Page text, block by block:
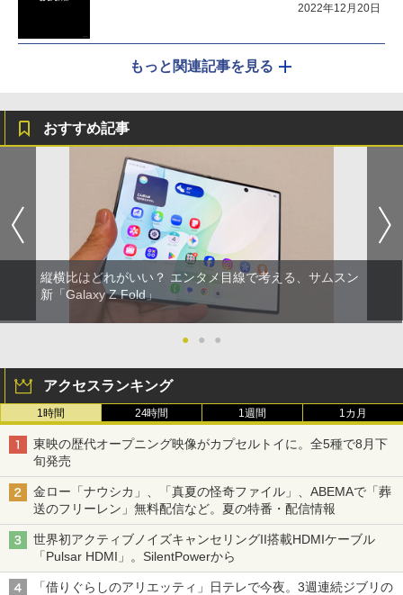
2022年12月20日
もっと関連記事を見る
おすすめ記事
縦横比はどれがいい？ エンタメ目線で考える、サムスン
新「Galaxy Z Fold」
● ● ●
アクセスランキング
1時間 24時間 1週間 1カ月
東映の歴代オープニング映像がカプセルトイに。全5種で8月下
旬発売
金ロー「ナウシカ」、「真夏の怪奇ファイル」、ABEMAで「葬
送のフリーレン」無料配信など。夏の特番・配信情報
世界初アクティブノイズキャンセリングII搭載HDMIケーブル
「Pulsar HDMI」。SilentPowerから
「借りぐらしのアリエッティ」日テレで今夜。3週連続ジブリの